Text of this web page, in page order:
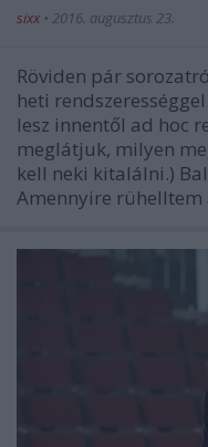
sixx • 2016. augusztus 23.
Röviden pár
heti
lesz innentől ad hoc
meglátjuk, milyen
kell neki kitalálni.)
Amennyire rühelltem